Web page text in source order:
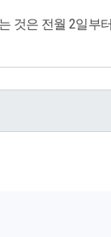
것은 전월 2일부